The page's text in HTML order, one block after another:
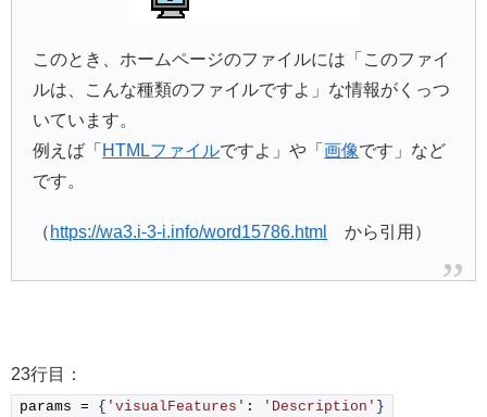
このとき、ホームページのファイルには「このファイ
ルは、こんな種類のファイルですよ」な情報がくっつ
いています。
例えば「 HTMLファイルですよ」や「画像です」など
です。
（ https://wa3.i-3-i.info/word15786.html から引用）
23行目：
params = { 'visualFeatures' : 'Description' }